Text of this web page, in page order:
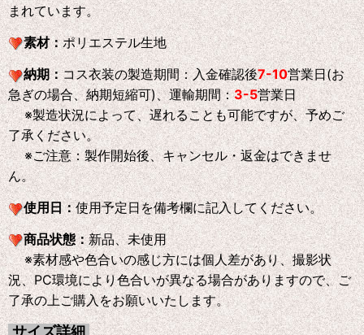
まれています。
素材：ポリエステル生地
納期：コス衣装の製造期間：入金確認後7-10営業日(お
急ぎの場合、納期短縮可)、運輸期間：3-5営業日
※製造状況によって、遅れることも可能ですが、予めご
了承ください。
※ご注意：製作開始後、キャンセル・返金はできませ
ん。
使用日：使用予定日を備考欄に記入してください。
商品状態：新品、未使用
※素材感や色合いの感じ方には個人差があり、撮影状
況、PC環境により色合いが異なる場合がありますので、ご
了承の上ご購入をお願いいたします。